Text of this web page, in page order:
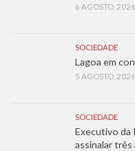
6 AGOSTO, 2026
SOCIEDADE
Lagoa em
5 AGOSTO, 2026
SOCIEDADE
Executivo da
assinalar